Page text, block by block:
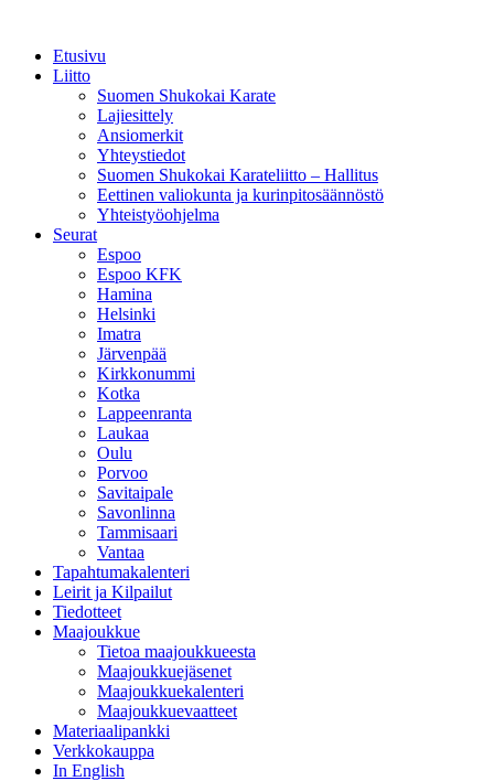
Etusivu
Liitto
Suomen Shukokai Karate
Lajiesittely
Ansiomerkit
Yhteystiedot
Suomen Shukokai Karateliitto – Hallitus
Eettinen valiokunta ja kurinpitosäännöstö
Yhteistyöohjelma
Seurat
Espoo
Espoo KFK
Hamina
Helsinki
Imatra
Järvenpää
Kirkkonummi
Kotka
Lappeenranta
Laukaa
Oulu
Porvoo
Savitaipale
Savonlinna
Tammisaari
Vantaa
Tapahtumakalenteri
Leirit ja Kilpailut
Tiedotteet
Maajoukkue
Tietoa maajoukkueesta
Maajoukkuejäsenet
Maajoukkuekalenteri
Maajoukkuevaatteet
Materiaalipankki
Verkkokauppa
In English